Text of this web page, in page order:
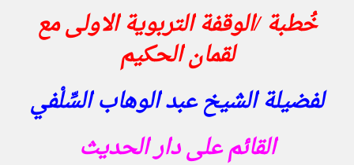
خُطبة /الوقفة التربوية الاولى مع
لقمان الحكيم
لفضيلة الشيخ عبد الوهاب السِّلْفي
القائم على دار الحديث